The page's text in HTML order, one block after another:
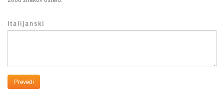
Italijanski
Prevedi